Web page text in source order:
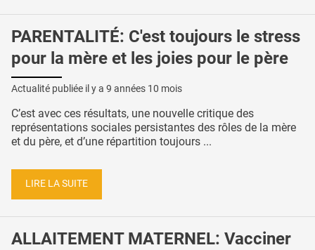
PARENTALITÉ: C'est toujours le stress
pour la mère et les joies pour le père
Actualité publiée il y a 9 années 10 mois
C’est avec ces résultats, une nouvelle critique des
représentations sociales persistantes des rôles de la mère
et du père, et d’une répartition toujours ...
LIRE LA SUITE
ALLAITEMENT MATERNEL: Vacciner